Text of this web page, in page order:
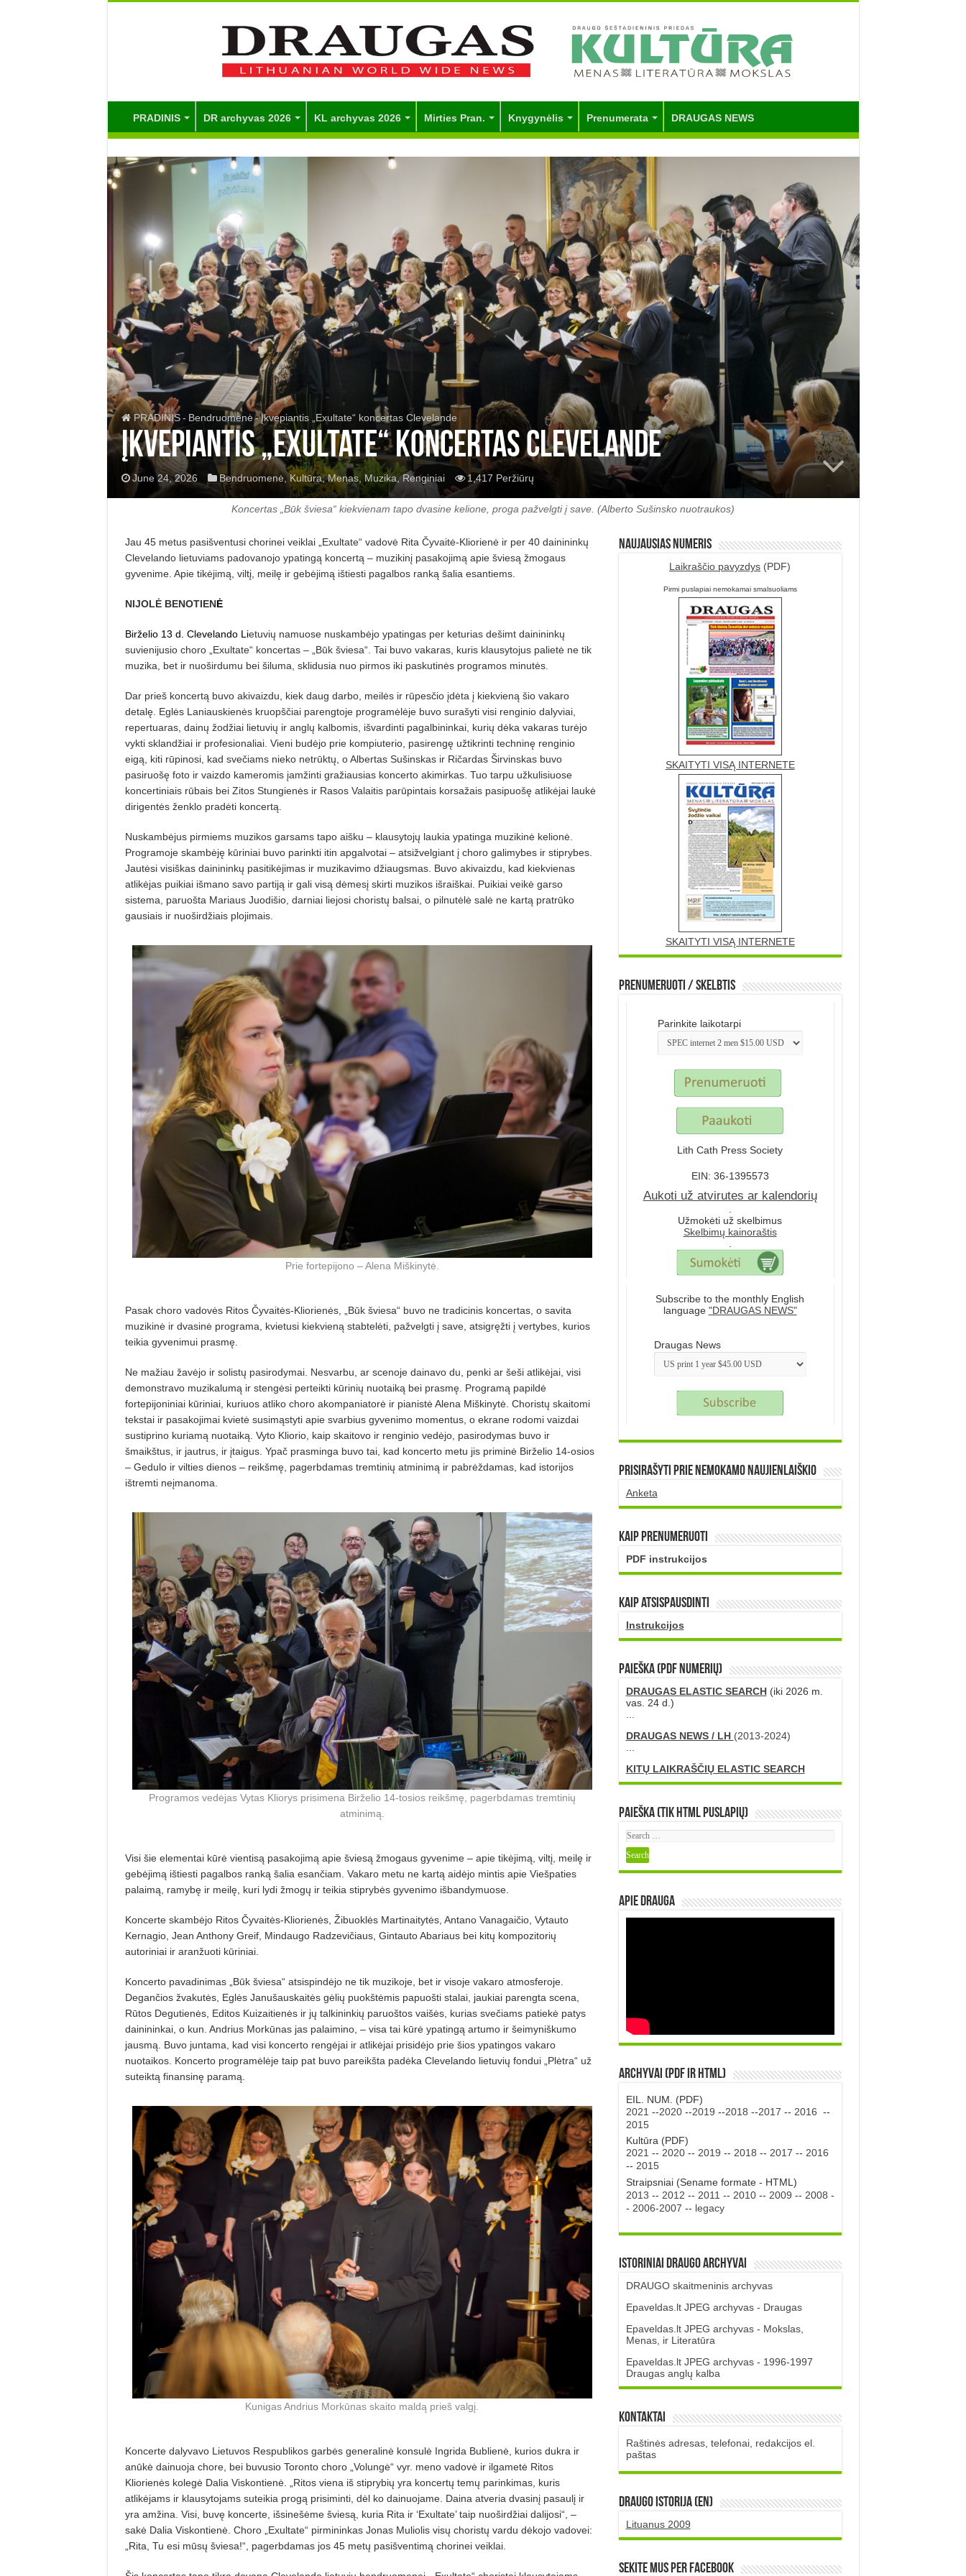
PRADINIS DR archyvas 2026 KL archyvas 2026 Mirties Pran. Knygynėlis Prenumerata DRAUGAS NEWS
PRADINIS - Bendruomenė-Įkvepiantis „Exultate“ koncertas Clevelande
Įkvepiantis „Exultate“ koncertas Clevelande
June 24, 2026 Bendruomenė,Kultūra,Menas, Muzika,Renginiai 1,417 Peržiūrų
Koncertas „Būk šviesa“ kiekvienam tapo dvasine kelione, proga pažvelgti į save. (Alberto Sušinsko nuotraukos)
Jau 45 metus pasišventusi chorinei veiklai „Exultate“ vadovė Rita Čyvaitė-Kliorienė ir per 40 dainininkų
Clevelando lietuviams padovanojo ypatingą koncertą – muzikinį pasakojimą apie šviesą žmogaus
gyvenime. Apie tikėjimą, viltį, meilę ir gebėjimą ištiesti pagalbos ranką šalia esantiems.
NIJOLĖ BENOTIENĖ
Birželio 13 d. Clevelando Lietuvių namuose nuskambėjo ypatingas per keturias dešimt dainininkų
suvienijusio choro „Exultate“ koncertas – „Būk šviesa“. Tai buvo vakaras, kuris klausytojus palietė ne tik
muzika, bet ir nuoširdumu bei šiluma, sklidusia nuo pirmos iki paskutinės programos minutės.
Dar prieš koncertą buvo akivaizdu, kiek daug darbo, meilės ir rūpesčio įdėta į kiekvieną šio vakaro
detalę. Eglės Laniauskienės kruopščiai parengtoje programėlėje buvo surašyti visi renginio dalyviai,
repertuaras, dainų žodžiai lietuvių ir anglų kalbomis, išvardinti pagalbininkai, kurių dėka vakaras turėjo
vykti sklandžiai ir profesionaliai. Vieni budėjo prie kompiuterio, pasirengę užtikrinti techninę renginio
eigą, kiti rūpinosi, kad svečiams nieko netrūktų, o Albertas Sušinskas ir Ričardas Širvinskas buvo
pasiruošę foto ir vaizdo kameromis įamžinti gražiausias koncerto akimirkas. Tuo tarpu užkulisiuose
koncertiniais rūbais bei Zitos Stungienės ir Rasos Valaitis parūpintais korsažais pasipuošę atlikėjai laukė
dirigentės ženklo pradėti koncertą.
Nuskambėjus pirmiems muzikos garsams tapo aišku – klausytojų laukia ypatinga muzikinė kelionė.
Programoje skambėję kūriniai buvo parinkti itin apgalvotai – atsižvelgiant į choro galimybes ir stiprybes.
Jautėsi visiškas dainininkų pasitikėjimas ir muzikavimo džiaugsmas. Buvo akivaizdu, kad kiekvienas
atlikėjas puikiai išmano savo partiją ir gali visą dėmesį skirti muzikos išraiškai. Puikiai veikė garso
sistema, paruošta Mariaus Juodišio, darniai liejosi choristų balsai, o pilnutėlė salė ne kartą pratrūko
gausiais ir nuoširdžiais plojimais.
Prie fortepijono – Alena Miškinytė.
Pasak choro vadovės Ritos Čyvaitės-Kliorienės, „Būk šviesa“ buvo ne tradicinis koncertas, o savita
muzikinė ir dvasinė programa, kvietusi kiekvieną stabtelėti, pažvelgti į save, atsigręžti į vertybes, kurios
teikia gyvenimui prasmę.
Ne mažiau žavėjo ir solistų pasirodymai. Nesvarbu, ar scenoje dainavo du, penki ar šeši atlikėjai, visi
demonstravo muzikalumą ir stengėsi perteikti kūrinių nuotaiką bei prasmę. Programą papildė
fortepijoniniai kūriniai, kuriuos atliko choro akompaniatorė ir pianistė Alena Miškinytė. Choristų skaitomi
tekstai ir pasakojimai kvietė susimąstyti apie svarbius gyvenimo momentus, o ekrane rodomi vaizdai
sustiprino kuriamą nuotaiką. Vyto Kliorio, kaip skaitovo ir renginio vedėjo, pasirodymas buvo ir
šmaikštus, ir jautrus, ir įtaigus. Ypač prasminga buvo tai, kad koncerto metu jis priminė Birželio 14-osios
– Gedulo ir vilties dienos – reikšmę, pagerbdamas tremtinių atminimą ir pabrėždamas, kad istorijos
ištremti neįmanoma.
Programos vedėjas Vytas Kliorys prisimena Birželio 14-tosios reikšmę, pagerbdamas tremtinių
atminimą.
Visi šie elementai kūrė vientisą pasakojimą apie šviesą žmogaus gyvenime – apie tikėjimą, viltį, meilę ir
gebėjimą ištiesti pagalbos ranką šalia esančiam. Vakaro metu ne kartą aidėjo mintis apie Viešpaties
palaimą, ramybę ir meilę, kuri lydi žmogų ir teikia stiprybės gyvenimo išbandymuose.
Koncerte skambėjo Ritos Čyvaitės-Kliorienės, Žibuoklės Martinaitytės, Antano Vanagaičio, Vytauto
Kernagio, Jean Anthony Greif, Mindaugo Radzevičiaus, Gintauto Abariaus bei kitų kompozitorių
autoriniai ir aranžuoti kūriniai.
Koncerto pavadinimas „Būk šviesa“ atsispindėjo ne tik muzikoje, bet ir visoje vakaro atmosferoje.
Degančios žvakutės, Eglės Janušauskaitės gėlių puokštėmis papuošti stalai, jaukiai parengta scena,
Rūtos Degutienės, Editos Kuizaitienės ir jų talkininkių paruoštos vaišės, kurias svečiams patiekė patys
dainininkai, o kun. Andrius Morkūnas jas palaimino, – visa tai kūrė ypatingą artumo ir šeimyniškumo
jausmą. Buvo juntama, kad visi koncerto rengėjai ir atlikėjai prisidėjo prie šios ypatingos vakaro
nuotaikos. Koncerto programėlėje taip pat buvo pareikšta padėka Clevelando lietuvių fondui „Plėtra“ už
suteiktą finansinę paramą.
Kunigas Andrius Morkūnas skaito maldą prieš valgį.
Koncerte dalyvavo Lietuvos Respublikos garbės generalinė konsulė Ingrida Bublienė, kurios dukra ir
anūkė dainuoja chore, bei buvusio Toronto choro „Volungė“ vyr. meno vadovė ir ilgametė Ritos
Kliorienės kolegė Dalia Viskontienė. „Ritos viena iš stiprybių yra koncertų temų parinkimas, kuris
atlikėjams ir klausytojams suteikia progą prisiminti, dėl ko dainuojame. Daina atveria dvasinį pasaulį ir
yra amžina. Visi, buvę koncerte, išsinešėme šviesą, kuria Rita ir ‘Exultate’ taip nuoširdžiai dalijosi“, –
sakė Dalia Viskontienė. Choro „Exultate“ pirmininkas Jonas Muliolis visų choristų vardu dėkojo vadovei:
„Rita, Tu esi mūsų šviesa!“, pagerbdamas jos 45 metų pasišventimą chorinei veiklai.
Naujausias numeris
Laikraščio pavyzdys (PDF)
Pirmi puslapiai nemokamai smalsuoliams
SKAITYTI VISĄ INTERNETE
SKAITYTI VISĄ INTERNETE
Prenumeruoti / Skelbtis
Parinkite laikotarpi
Lith Cath Press Society
EIN: 36-1395573
Aukoti už atvirutes ar kalendorių
.
Užmokėti už skelbimus
Skelbimų kainoraštis
.
Subscribe to the monthly English
language "DRAUGAS NEWS"
Draugas News
Prisirašyti prie nemokamo naujienlaiškio
Anketa
Kaip prenumeruoti
PDF instrukcijos
Kaip atsispausdinti
Instrukcijos
PAIEŠKA (PDF numerių)
DRAUGAS ELASTIC SEARCH(iki 2026 m.
vas. 24 d.)
...
DRAUGAS NEWS / LH (2013-2024)
...
KITŲ LAIKRAŠČIŲ ELASTIC SEARCH
Paieška (tik HTML puslapių)
Apie DRAUGA
Archyvai (PDF ir HTML)
EIL. NUM. (PDF)
2021 --2020--2019 --2018 --2017 -- 2016 --
2015
Kultūra (PDF)
2021 -- 2020-- 2019 -- 2018 -- 2017 -- 2016
-- 2015
Straipsniai (Sename formate - HTML)
2013 -- 2012 -- 2011 -- 2010-- 2009 -- 2008 -
- 2006-2007 -- legacy
Istoriniai DRAUGO Archyvai
DRAUGO skaitmeninis archyvas
Epaveldas.lt JPEG archyvas - Draugas
Epaveldas.lt JPEG archyvas - Mokslas,
Menas, ir Literatūra
Epaveldas.lt JPEG archyvas - 1996-1997
Draugas anglų kalba
Kontaktai
Raštinės adresas, telefonai, redakcijos el.
paštas
DRAUGO istorija (EN)
Lituanus 2009
Sekite mus per Facebook